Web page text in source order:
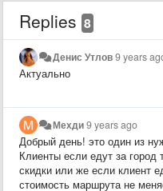
Replies 8
Денис Утлов9 years
Актуально
Мехди9 years ago
Добрый день! это один из
Клиенты если едут за город
скидки или же если клиент
стоимость маршрута не